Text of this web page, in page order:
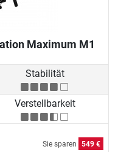
Maximum M1
Stabilität
Verstellbarkeit
Sie sparen 549 €